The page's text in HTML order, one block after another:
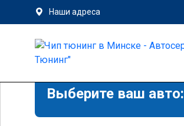
Наши адреса
Выберите ваш авто: